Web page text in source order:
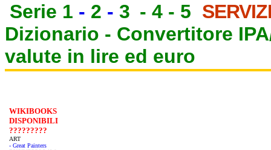
Serie 1 - 2 - 3 - 4 - 5
Dizionario - Convertitore
valute in lire ed euro
WIKIBOOKS
DISPONIBILI
?????????
ART
- Great Painters